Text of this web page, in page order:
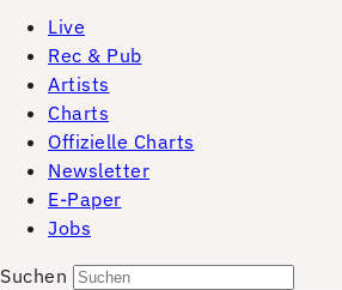
Live
Rec & Pub
Artists
Charts
Offizielle Charts
Newsletter
E-Paper
Jobs
Suchen